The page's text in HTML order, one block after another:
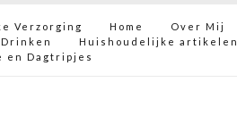
Verzorging Home Over Mij
Huishoudelijke artikelen
en Dagtripjes